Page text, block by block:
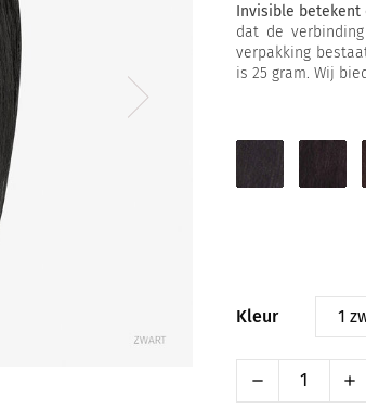
Invisible betekent
dat de
verpakking
is 25 gram. Wij
zwart
Kleur